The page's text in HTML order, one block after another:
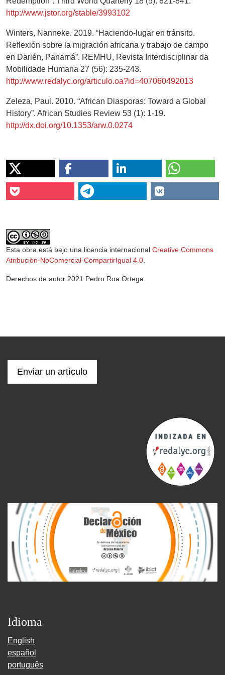
http://www.jstor.org/stable/3993102
Winters, Nanneke. 2019. “Haciendo-lugar en tránsito.
Reflexión sobre la migración africana y trabajo de campo
en Darién, Panamá”. REMHU, Revista Interdisciplinar da
Mobilidade Humana 27 (56): 235-243.
http://www.redalyc.org/articulo.oa?id=407060492013
Zeleza, Paul. 2010. “African Diasporas: Toward a Global
History”. African Studies Review 53 (1): 1-19.
http://dx.doi.org/10.1353/arw.0.0274
Esta obra está bajo una licencia internacional Creative Commons
Atribución-NoComercial-CompartirIgual 4.0.
Derechos de autor 2021 Pedro Roa Ortega
Enviar un artículo
Idioma
English
español
português